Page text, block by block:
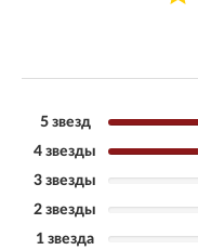
5 звезд
4 звезды
3 звезды
2 звезды
1 звезда